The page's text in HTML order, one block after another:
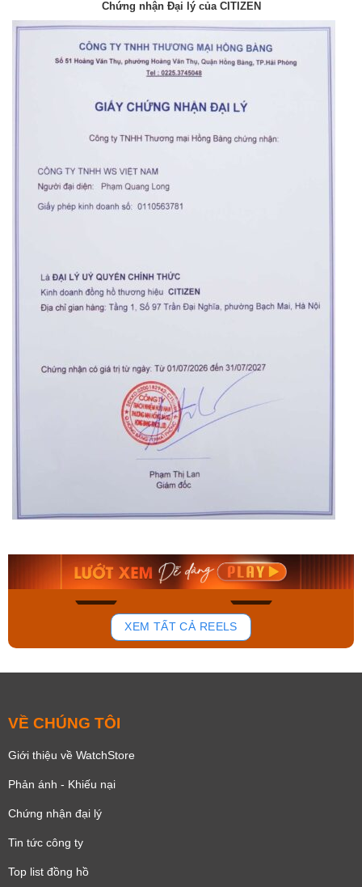
Chứng nhận Đại lý của CITIZEN
166
Orient Nam RA-
Mua ngay
Casio Nam MTS-
Mua ngay
XEM TẤT CẢ REELS
VỀ CHÚNG TÔI
Giới thiệu về WatchStore
Phản ánh - Khiếu nại
Chứng nhận đại lý
Tin tức công ty
Top list đồng hồ